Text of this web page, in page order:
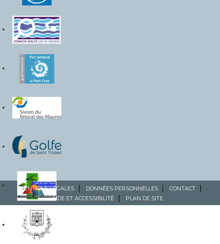
MENTIONS LÉGALES DONNÉES PERSONNELLES
CONTACT
AIDE ET ACCESSIBILITÉ
PLAN DE SITE